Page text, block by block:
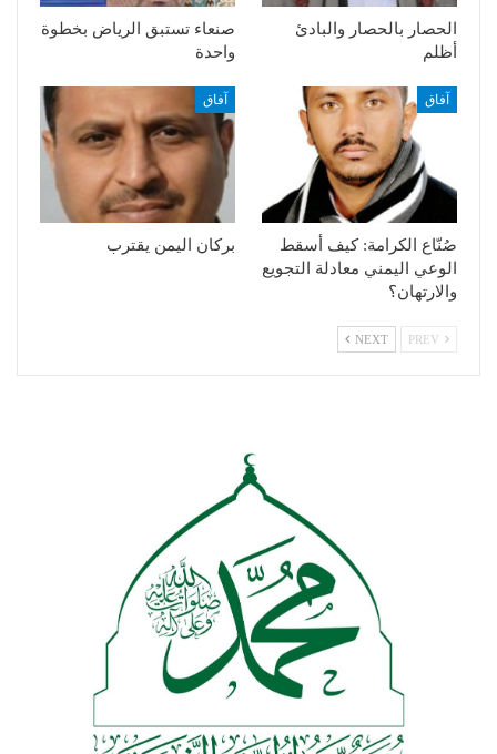
الحصار بالحصار والبادئ
أظلم
صنعاء تستبق الرياض بخطوة
واحدة
آفاق
صُنّاع الكرامة: كيف أسقط
الوعي اليمني معادلة التجويع
والارتهان؟
آفاق
بركان اليمن يقترب
NEXT